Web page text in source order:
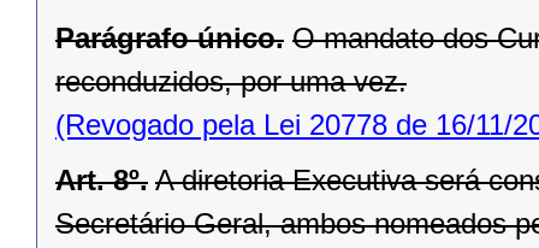
Parágrafo único. O mandato dos
reconduzidos, por uma vez.
(Revogado pela Lei 20778 de 16/11/
Art. 8º. A diretoria Executiva será
Secretário Geral, ambos nomeados